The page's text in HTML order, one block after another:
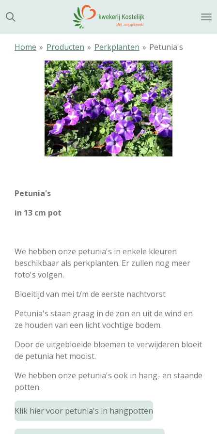
direct
naar
Home » Producten » Perkplanten » Petunia's
Petunia's
in 13 cm pot
We hebben onze petunia's in enkele kleuren
beschikbaar als perkplanten. Er zullen nog meer
foto's volgen.
Bloeitijd van mei t/m de eerste nachtvorst
Petunia's staan graag in de zon en uit de wind en
ze houden van een licht vochtige bodem.
Door de uitgebloeide bloemen te verwijderen bloeit
de petunia het mooist.
We hebben onze petunia's ook in hang- en staande
potten.
Klik hier voor petunia's in hangpotten